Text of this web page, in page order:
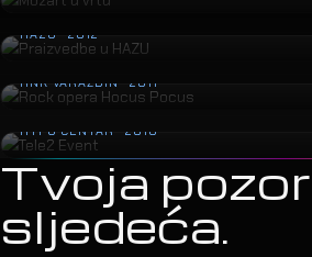
Praizvedbe u HAZU
HAZU · 2012
Rock opera Hocus Pocus
HNK VARAŽDIN · 2011
Tele2 Event
HYPO CENTAR · 2010
Tvoja
sljedeća.